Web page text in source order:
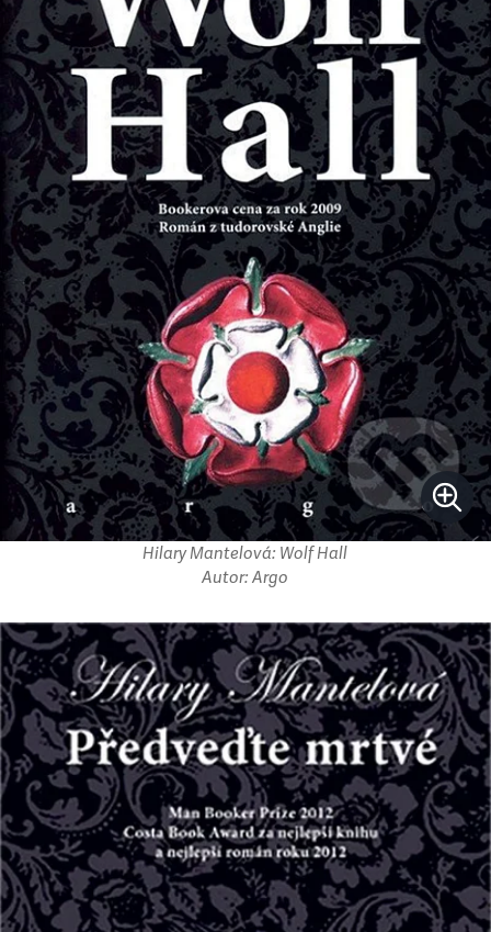
Hilary Mantelová: Wolf Hall
Autor: Argo